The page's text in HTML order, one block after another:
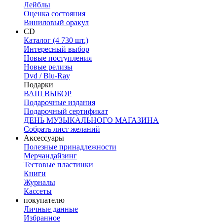
Лейблы
Оценка состояния
Виниловый оракул
CD
Каталог (4 730 шт.)
Интересный выбор
Новые поступления
Новые релизы
Dvd / Blu-Ray
Подарки
ВАШ ВЫБОР
Подарочные издания
Подарочный сертификат
ДЕНЬ МУЗЫКАЛЬНОГО МАГАЗИНА
Собрать лист желаний
Аксессуары
Полезные принадлежности
Мерчандайзинг
Тестовые пластинки
Книги
Журналы
Кассеты
покупателю
Личные данные
Избранное